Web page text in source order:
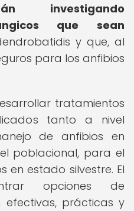
investigando
que sean
y que, al
para los anfibios
tratamientos
tanto a nivel
de anfibios en
poblacional, para el
en estado silvestre. El
opciones de
prácticas y